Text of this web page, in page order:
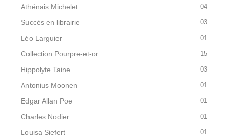
Athénais Michelet 04
Succès en librairie 03
Léo Larguier 01
Collection Pourpre-et-or 15
Hippolyte Taine 03
Antonius Moonen 01
Edgar Allan Poe 01
Charles Nodier 01
Louisa Siefert 01